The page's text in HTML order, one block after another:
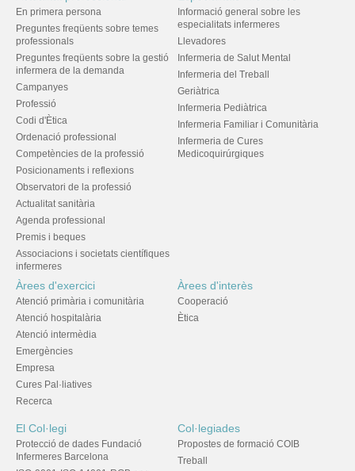
En primera persona
Preguntes freqüents sobre temes
professionals
Preguntes freqüents sobre la gestió
infermera de la demanda
Campanyes
Professió
Codi d'Ètica
Ordenació professional
Competències de la professió
Posicionaments i reflexions
Observatori de la professió
Actualitat sanitària
Agenda professional
Premis i beques
Associacions i societats científiques
infermeres
Informació general sobre les
especialitats infermeres
Llevadores
Infermeria de Salut Mental
Infermeria del Treball
Geriàtrica
Infermeria Pediàtrica
Infermeria Familiar i Comunitària
Infermeria de Cures
Medicoquirúrgiques
Àrees d'exercici
Atenció primària i comunitària
Atenció hospitalària
Atenció intermèdia
Emergències
Empresa
Cures Pal·liatives
Recerca
Àrees d'interès
Cooperació
Ètica
El Col·legi
Protecció de dades Fundació
Infermeres Barcelona
Col·legiades
Propostes de formació COIB
Treball